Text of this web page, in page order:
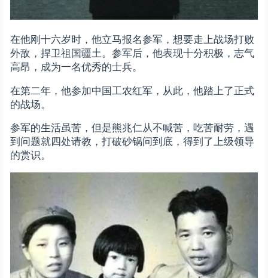
在他刚十六岁时，他立马报名参军，想要走上战场打败
外敌，捍卫祖国疆土。参军后，他表现十分积极，志气
高昂，成为一名优秀的士兵。
在第二年，他参加中国工农红军，从此，他踏上了正式
的战场。
参军的生活虽苦，但是熊兆仁从不喊苦，吃苦耐劳，遇
到问题就四处请教，打破砂锅问到底，得到了上级领导
的赏识。